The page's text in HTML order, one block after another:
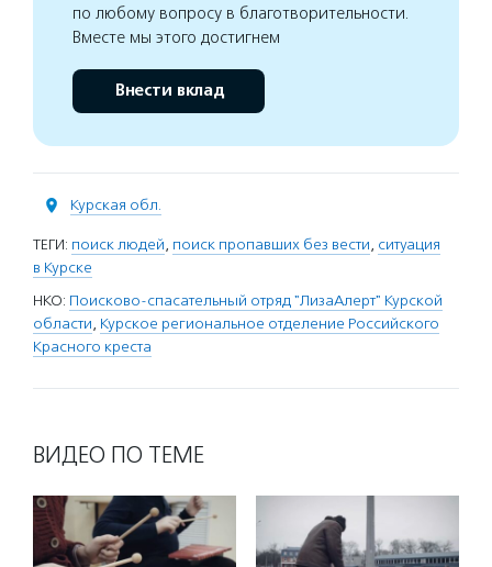
по любому вопросу в благотворительности.
Вместе мы этого достигнем
Внести вклад
Курская обл.
ТЕГИ: поиск людей, поиск пропавших без вести, ситуация
в Курске
НКО: Поисково-спасательный отряд "ЛизаАлерт" Курской
области, Курское региональное отделение Российского
Красного креста
ВИДЕО ПО ТЕМЕ